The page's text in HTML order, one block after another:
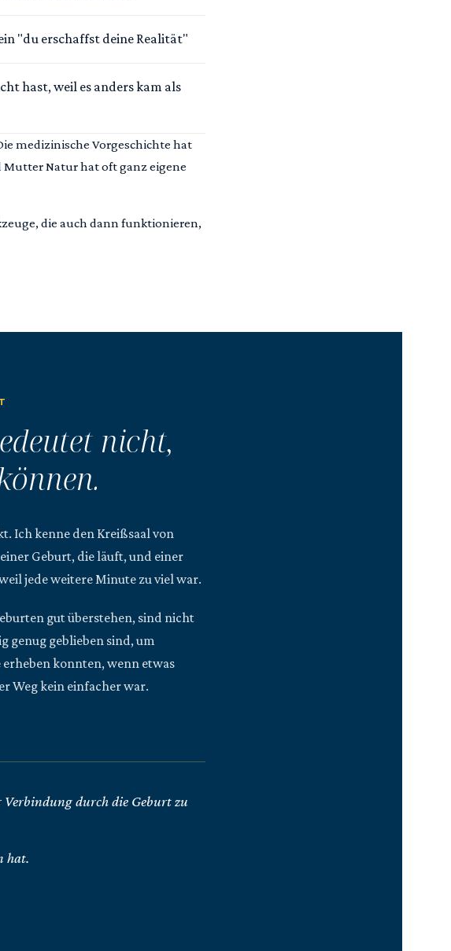
"du erschaffst deine Realität"
hast, weil es anders kam als
medizinische Vorgeschichte hat
Mutter Natur hat oft ganz eigene
die auch dann funktionieren,
nicht,
Ich kenne den Kreißsaal von
Geburt, die läuft, und einer
jede weitere Minute zu viel war.
gut überstehen, sind nicht
genug geblieben sind, um
konnten, wenn etwas
Weg kein einfacher war.
durch die Geburt zu
hat.